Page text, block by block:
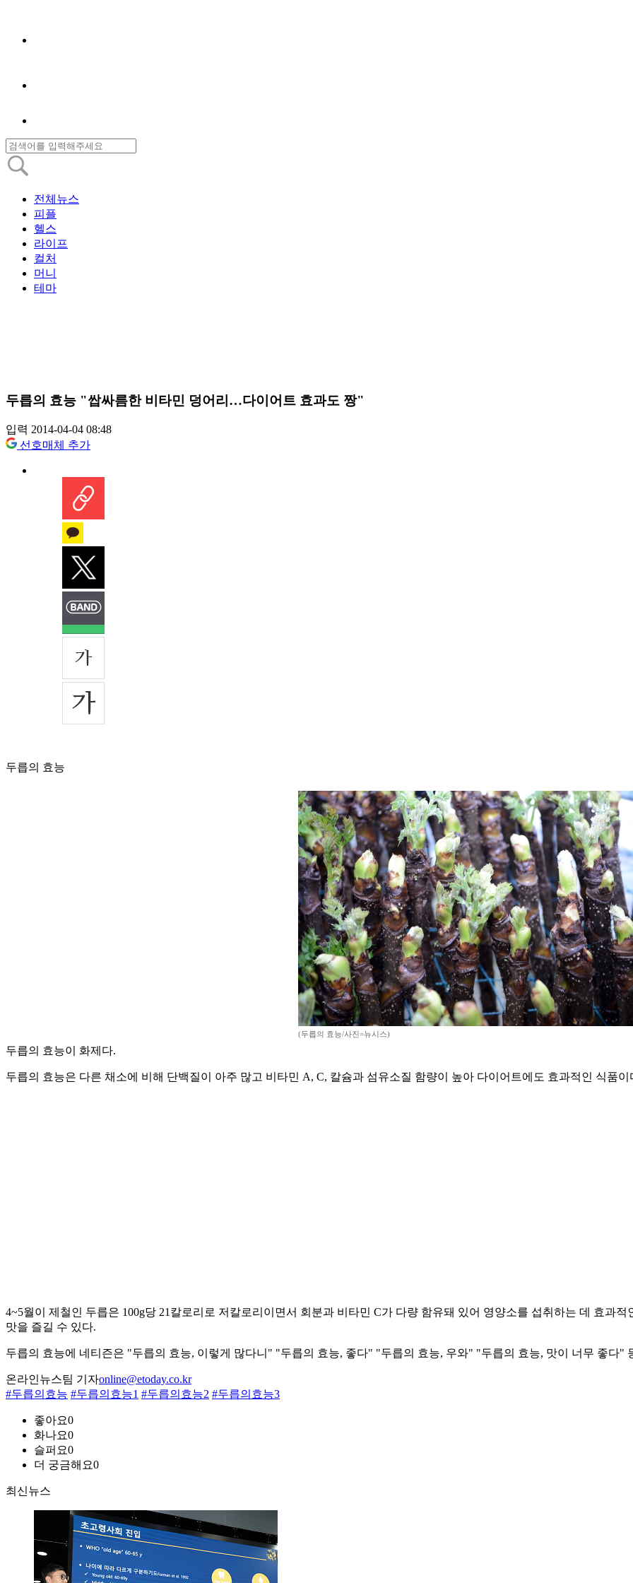
전체뉴스
피플
헬스
라이프
컬처
머니
테마
두릅의 효능 "쌉싸름한 비타민 덩어리…다이어트 효과도 짱"
입력 2014-04-04 08:48
선호매체 추가
두릅의 효능
(두릅의 효능/사진=뉴시스)
두릅의 효능이 화제다.
두릅의 효능은 다른 채소에 비해 단백질이 아주 많고 비타민 A, C, 칼슘과 섬유소질 함량이 높아 다이어트에도 효과적인 식품이
4~5월이 제철인 두릅은 100g당 21칼로리로 저칼로리이면서 회분과 비타민 C가 다량 함유돼 있어 영양소를 섭취하는 데 효과
맛을 즐길 수 있다.
두릅의 효능에 네티즌은 "두릅의 효능, 이렇게 많다니" "두릅의 효능, 좋다" "두릅의 효능, 우와" "두릅의 효능, 맛이 너무 좋다"
온라인뉴스팀 기자online@etoday.co.kr
#두릅의효능 #두릅의효능1 #두릅의효능2 #두릅의효능3
좋아요0
화나요0
슬퍼요0
더 궁금해요0
최신뉴스